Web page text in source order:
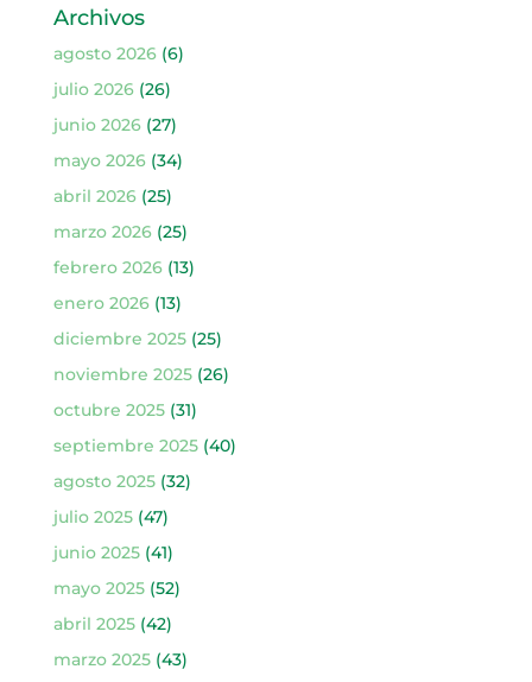
Archivos
agosto 2026(6)
julio 2026(26)
junio 2026(27)
mayo 2026(34)
abril 2026(25)
marzo 2026(25)
febrero 2026(13)
enero 2026(13)
diciembre 2025(25)
noviembre 2025(26)
octubre 2025(31)
septiembre 2025(40)
agosto 2025(32)
julio 2025(47)
junio 2025(41)
mayo 2025(52)
abril 2025(42)
marzo 2025(43)